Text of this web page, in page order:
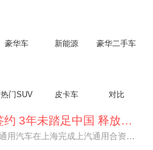
豪华车 新能源 豪华二手车
热门SUV 皮卡车 对比
通用CEO缺席签约 3年未踏足中国 释放反常信号